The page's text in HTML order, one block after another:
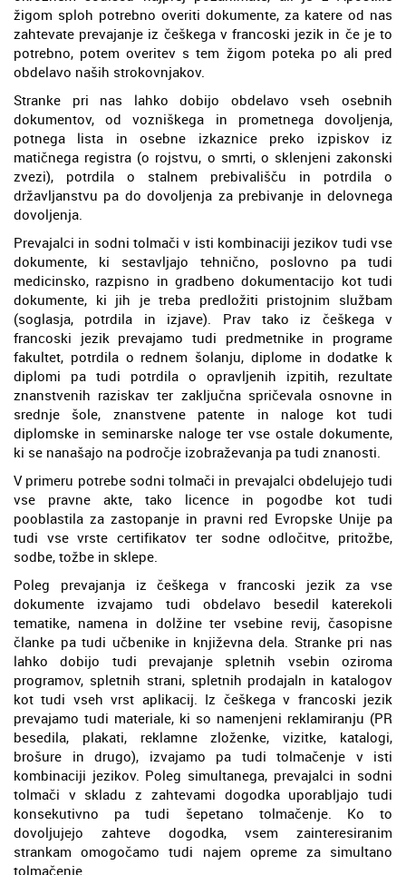
žigom sploh potrebno overiti dokumente, za katere od nas
zahtevate prevajanje iz češkega v francoski jezik in če je to
potrebno, potem overitev s tem žigom poteka po ali pred
obdelavo naših strokovnjakov.
Stranke pri nas lahko dobijo obdelavo vseh osebnih
dokumentov, od vozniškega in prometnega dovoljenja,
potnega lista in osebne izkaznice preko izpiskov iz
matičnega registra (o rojstvu, o smrti, o sklenjeni zakonski
zvezi), potrdila o stalnem prebivališču in potrdila o
državljanstvu pa do dovoljenja za prebivanje in delovnega
dovoljenja.
Prevajalci in sodni tolmači v isti kombinaciji jezikov tudi vse
dokumente, ki sestavljajo tehnično, poslovno pa tudi
medicinsko, razpisno in gradbeno dokumentacijo kot tudi
dokumente, ki jih je treba predložiti pristojnim službam
(soglasja, potrdila in izjave). Prav tako iz češkega v
francoski jezik prevajamo tudi predmetnike in programe
fakultet, potrdila o rednem šolanju, diplome in dodatke k
diplomi pa tudi potrdila o opravljenih izpitih, rezultate
znanstvenih raziskav ter zaključna spričevala osnovne in
srednje šole, znanstvene patente in naloge kot tudi
diplomske in seminarske naloge ter vse ostale dokumente,
ki se nanašajo na področje izobraževanja pa tudi znanosti.
V primeru potrebe sodni tolmači in prevajalci obdelujejo tudi
vse pravne akte, tako licence in pogodbe kot tudi
pooblastila za zastopanje in pravni red Evropske Unije pa
tudi vse vrste certifikatov ter sodne odločitve, pritožbe,
sodbe, tožbe in sklepe.
Poleg prevajanja iz češkega v francoski jezik za vse
dokumente izvajamo tudi obdelavo besedil katerekoli
tematike, namena in dolžine ter vsebine revij, časopisne
članke pa tudi učbenike in književna dela. Stranke pri nas
lahko dobijo tudi prevajanje spletnih vsebin oziroma
programov, spletnih strani, spletnih prodajaln in katalogov
kot tudi vseh vrst aplikacij. Iz češkega v francoski jezik
prevajamo tudi materiale, ki so namenjeni reklamiranju (PR
besedila, plakati, reklamne zloženke, vizitke, katalogi,
brošure in drugo), izvajamo pa tudi tolmačenje v isti
kombinaciji jezikov. Poleg simultanega, prevajalci in sodni
tolmači v skladu z zahtevami dogodka uporabljajo tudi
konsekutivno pa tudi šepetano tolmačenje. Ko to
dovoljujejo zahteve dogodka, vsem zainteresiranim
strankam omogočamo tudi najem opreme za simultano
tolmačenje.